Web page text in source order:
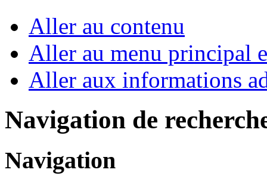
Aller au contenu
Aller au menu principal
Aller aux informations
Navigation de
Navigation